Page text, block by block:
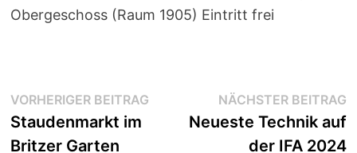
Obergeschoss (Raum 1905) Eintritt frei
Beitragsnavigation
VORHERIGER BEITRAGVorheriger
Beitrag:
Staudenmarkt im
Britzer Garten
NÄCHSTER BEITRAG
Neueste Technik auf
der IFA 2024